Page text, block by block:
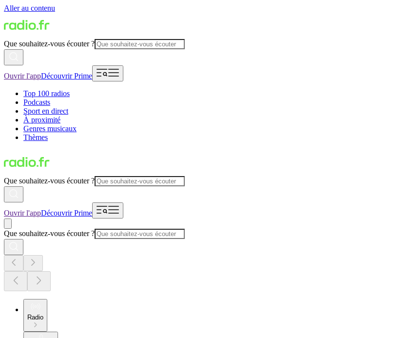
Aller au contenu
Que souhaitez-vous écouter ?
Ouvrir l'appDécouvrir Prime
Top 100 radios
Podcasts
Sport en direct
À proximité
Genres musicaux
Thèmes
Que souhaitez-vous écouter ?
Ouvrir l'appDécouvrir Prime
Que souhaitez-vous écouter ?
Radio